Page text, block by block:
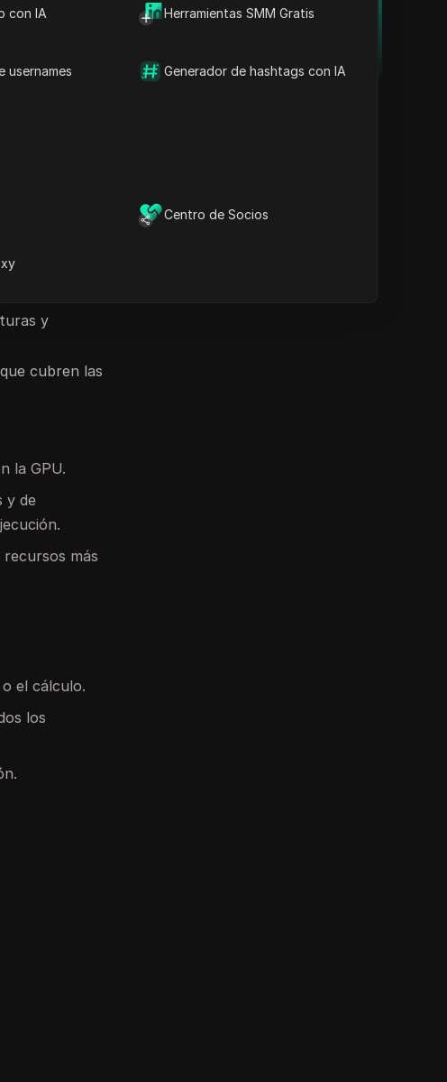
con IA Herramientas SMM Gratis
usernames Generador de hashtags con IA
Centro de Socios
de los
los
y las
máximo
y
cubren las
la GPU.
y de
más
el cálculo.
los
Preguntas frecuentes
segura y alejada de
Descargar